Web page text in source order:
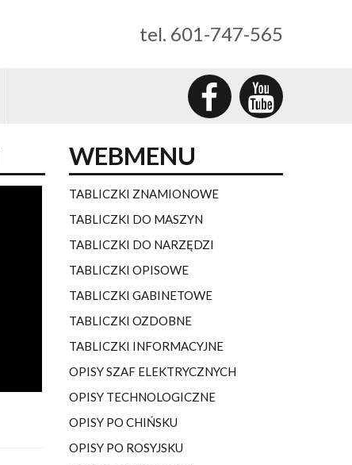
tel. 601-747-565
WEBMENU
TABLICZKI ZNAMIONOWE
TABLICZKI DO MASZYN
TABLICZKI DO NARZĘDZI
TABLICZKI OPISOWE
TABLICZKI GABINETOWE
TABLICZKI OZDOBNE
TABLICZKI INFORMACYJNE
OPISY SZAF ELEKTRYCZNYCH
OPISY TECHNOLOGICZNE
OPISY PO CHIŃSKU
OPISY PO ROSYJSKU